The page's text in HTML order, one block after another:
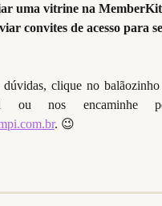
uma vitrine na
convites de acesso para
clique no
ou nos encaminhe
. 😉